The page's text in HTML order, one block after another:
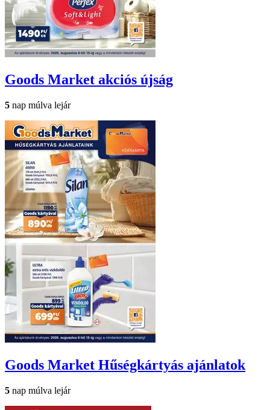
Goods Market akciós újság
5 nap múlva lejár
Goods Market Hűségkártyás ajánlatok
5 nap múlva lejár